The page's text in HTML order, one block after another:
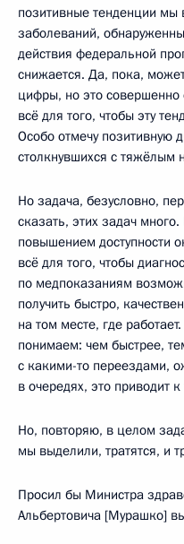
позитивные тенденции мы
заболеваний,
действия федеральной
снижается. Да, пока,
цифры, но это совершенно
всё для того, чтобы эту
Особо отмечу позитивную
столкнувшихся с тяжёлым
Но задача, безусловно,
сказать, этих задач
повышением доступности
всё для того, чтобы
по медпоказаниям
получить быстро,
на том месте, где
понимаем: чем быстрее,
с какими-то переездами,
в очередях, это приводит
Но, повторяю, в целом
мы выделили, тратятся, и
Просил бы Министра
Альбертовича [Мурашко]